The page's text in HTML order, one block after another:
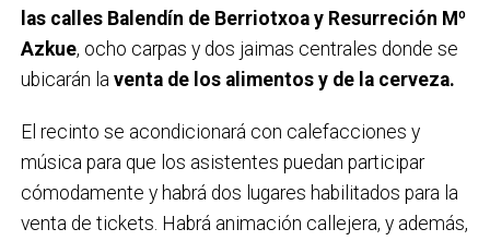
las calles Balendín de Berriotxoa y Resurreción Mº
Azkue, ocho carpas y dos jaimas centrales donde se
ubicarán la venta de los alimentos y de la cerveza.
El recinto se acondicionará con calefacciones y
música para que los asistentes puedan participar
cómodamente y habrá dos lugares habilitados para la
venta de tickets. Habrá animación callejera, y además,